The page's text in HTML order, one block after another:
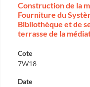
Construction de la
Fourniture du
Bibliothèque et de
terrasse de la
Cote
7W18
Date